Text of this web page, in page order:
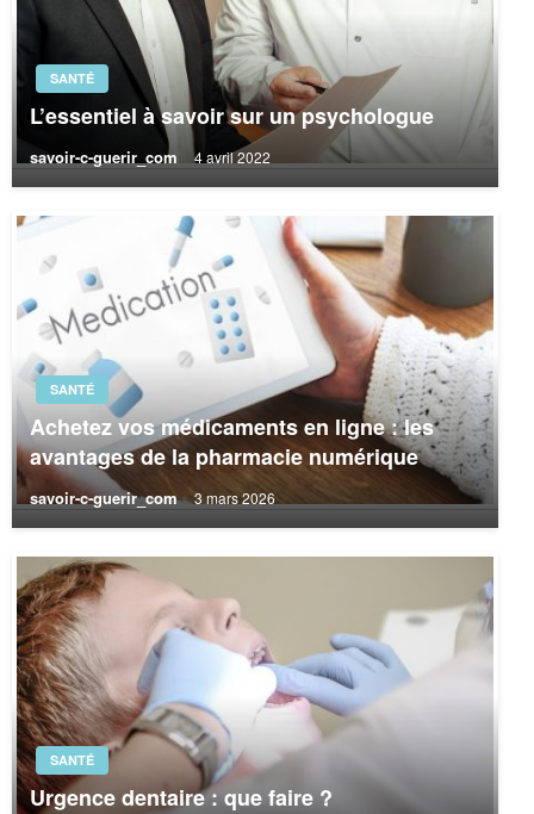
SANTÉ
L’essentiel à savoir sur un psychologue
savoir-c-guerir_com 4 avril 2022
SANTÉ
Achetez vos médicaments en ligne : les
avantages de la pharmacie numérique
savoir-c-guerir_com 3 mars 2026
SANTÉ
Urgence dentaire : que faire ?